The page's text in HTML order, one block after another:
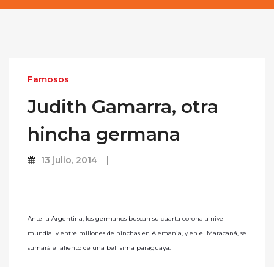
Famosos
Judith Gamarra, otra
hincha germana
13 julio, 2014
Ante la Argentina, los germanos buscan su cuarta corona a nivel
mundial y entre millones de hinchas en Alemania, y en el Maracaná, se
sumará el aliento de una bellísima paraguaya.